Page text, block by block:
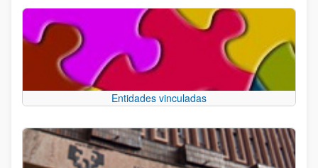
Entidades vinculadas